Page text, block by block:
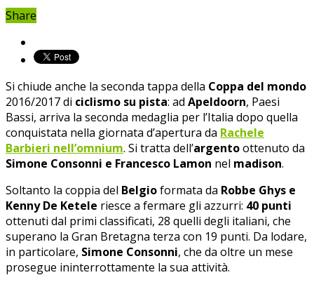
Share
Si chiude anche la seconda tappa della Coppa del mondo
2016/2017 di ciclismo su pista: ad Apeldoorn, Paesi
Bassi, arriva la seconda medaglia per l’Italia dopo quella
conquistata nella giornata d’apertura da Rachele
Barbieri nell’omnium. Si tratta dell’argentoottenuto da
Simone Consonni e Francesco Lamon nel madison.
Soltanto la coppia del Belgioformata da Robbe Ghys e
Kenny De Ketele riesce a fermare gli azzurri: 40 punti
ottenuti dal primi classificati, 28 quelli degli italiani, che
superano la Gran Bretagna terza con 19 punti. Da lodare,
in particolare, Simone Consonni, che da oltre un mese
prosegue ininterrottamente la sua attività.